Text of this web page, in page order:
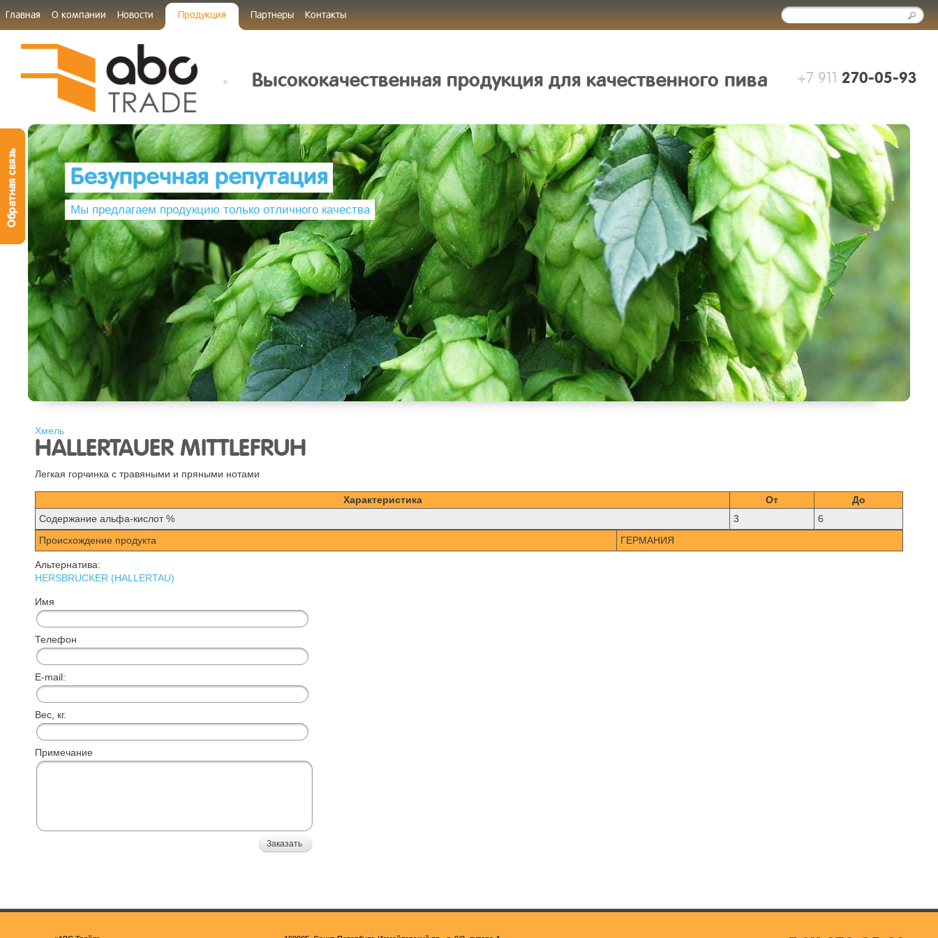
Главная О компании Новости Продукция Партнеры Контакты
Высококачественная продукция для качественного пива +7 911 270-05-93
Безупречная репутация
Мы предлагаем продукцию только отличного качества
Хмель
HALLERTAUER MITTLEFRUH
Легкая горчинка с травяными и пряными нотами
Характеристика От
До
Содержание альфа-кислот %
3
6
Происхождение продукта
ГЕРМАНИЯ
Альтернатива:
HERSBRUCKER (HALLERTAU)
Имя
Телефон
E-mail:
Вес, кг.
Примечание
Заказать